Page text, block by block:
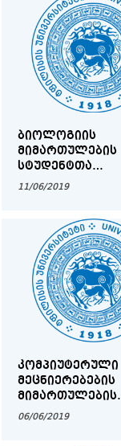
ᲑᲘᲝᲚᲝᲒᲘᲘᲡ
ᲛᲘᲛᲐᲠᲗᲣᲚᲔᲑᲘᲡ
ᲡᲢᲣᲓᲔᲜᲢᲗᲐ
ᲡᲐᲧᲣᲠᲐᲓᲦᲔᲑᲝᲓ!
11/06/2019
ᲙᲝᲛᲞᲘᲣᲢᲔᲠᲣᲚᲘ
ᲛᲔᲪᲜᲘᲔᲠᲔᲑᲔᲑᲘᲡ
ᲛᲘᲛᲐᲠᲗᲣᲚᲔᲑᲘᲡ
ᲡᲢᲣᲓᲔᲜᲢᲗᲐ
06/06/2019